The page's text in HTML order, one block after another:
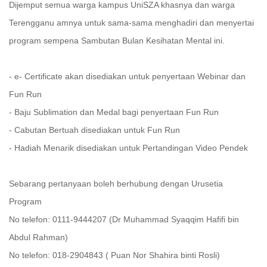
Dijemput semua warga kampus UniSZA khasnya dan warga
Terengganu amnya untuk sama-sama menghadiri dan menyertai
program sempena Sambutan Bulan Kesihatan Mental ini.
- e- Certificate akan disediakan untuk penyertaan Webinar dan
Fun Run
- Baju Sublimation dan Medal bagi penyertaan Fun Run
- Cabutan Bertuah disediakan untuk Fun Run
- Hadiah Menarik disediakan untuk Pertandingan Video Pendek
Sebarang pertanyaan boleh berhubung dengan Urusetia
Program
No telefon: 0111-9444207 (Dr Muhammad Syaqqim Hafifi bin
Abdul Rahman)
No telefon: 018-2904843 ( Puan Nor Shahira binti Rosli)